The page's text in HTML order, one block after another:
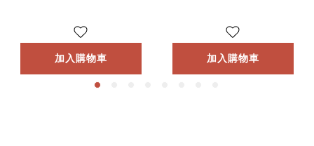
加入購物車 加入購物車